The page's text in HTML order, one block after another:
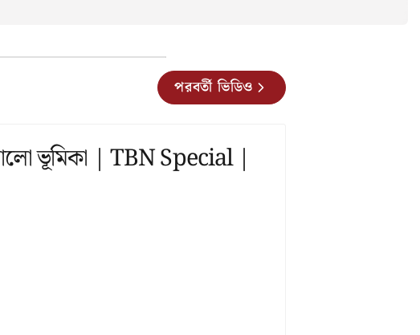
পরবর্তী ভিডিও
ভূমিকা | TBN Special |